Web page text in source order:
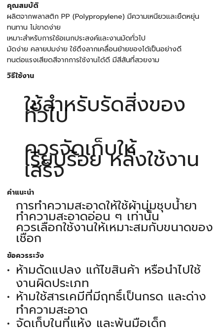
คุณสมบัติ
ผลิตจากพลาสติก PP (Polypropylene) มีความเหนียวและยืดหยุ่น
ทนทาน ไม่ขาดง่าย
เหมาะสำหรับการใช้อเนกประสงค์และงานมัดทั่วไป
มัดง่าย คลายปมง่าย ใช้ดึงลากเคลื่อนย้ายของได้เป็นอย่างดี
ทนต่อแรงเสียดสีจากการใช้งานได้ดี มีสีสันที่สวยงาม
วิธีใช้งาน
ใช้สำหรับรัดสิ่งของ
ทั่วไป
ควรจัดเก็บให้
เรียบร้อย หลังใช้งาน
เสร็จ
คำแนะนำ
การทำความสะอาดให้ใช้ผ้านุ่มชุบน้ำยา
ทำความสะอาดอ่อน ๆ เท่านั้น
ควรเลือกใช้งานให้เหมาะสมกับขนาดของ
เชือก
ข้อควรระวัง
ห้ามดัดแปลง แก้ไขสินค้า หรือนำไปใช้
งานผิดประเภท
ห้ามใช้สารเคมีที่มีฤทธิ์เป็นกรด และด่าง
ทำความสะอาด
จัดเก็บในที่แห้ง และพ้นมือเด็ก